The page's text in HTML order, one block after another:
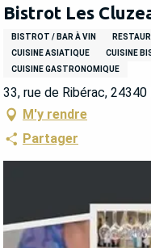
Bistrot Les
BISTROT / BAR À VIN
CUISINE ASIATIQUE
CUISINE
CUISINE GASTRONOMIQUE
33, rue de Ribérac,
M'y rendre
Partager